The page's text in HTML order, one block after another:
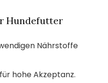
Hundefutter
Nährstoffe
hohe Akzeptanz.